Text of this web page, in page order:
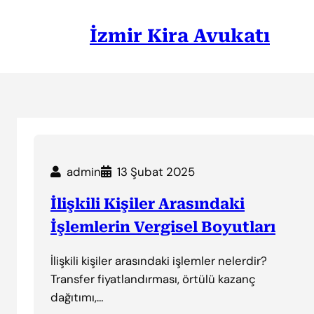
İzmir Kira Avukatı
admin 13 Şubat 2025
İlişkili Kişiler Arasındaki
İşlemlerin Vergisel Boyutları
İlişkili kişiler arasındaki işlemler nelerdir?
Transfer fiyatlandırması, örtülü kazanç
dağıtımı,…